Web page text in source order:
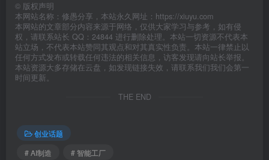
© 版权声明
本网站名称：修愚分享，本站永久网址：https://xiuyu.com
本网站的文章部分内容来源于网络，仅供大家学习与参考，如有侵
权，请联系站长 QQ：24844 进行删除处理。本站一切资源不代表本
站立场，不代表本站赞同其观点和对其真实性负责。本站一律禁止以
任何方式发布或转载任何违法的相关信息，访客发现请向站长举报。
本站资源大多存储在云盘，如发现链接失效，请联系我们我们会第一
时间更新。
THE END
创业话题
# AI制造
# 智能工厂